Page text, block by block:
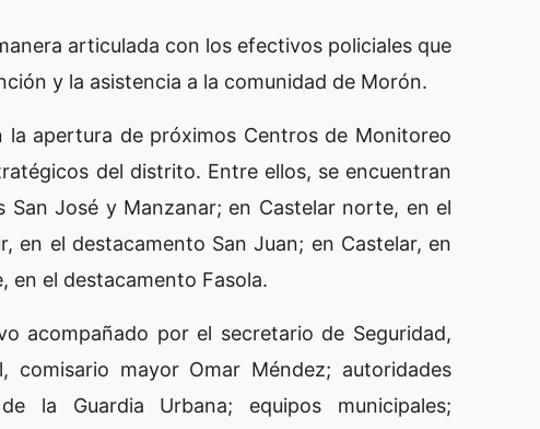
articulada con los efectivos policiales que
y la asistencia a la comunidad de Morón.
la apertura de próximos Centros de Monitoreo
del distrito. Entre ellos, se encuentran
José y Manzanar; en Castelar norte, en el
en el destacamento San Juan; en Castelar, en
en el destacamento Fasola.
acompañado por el secretario de Seguridad,
comisario mayor Omar Méndez; autoridades
la Guardia Urbana; equipos municipales;